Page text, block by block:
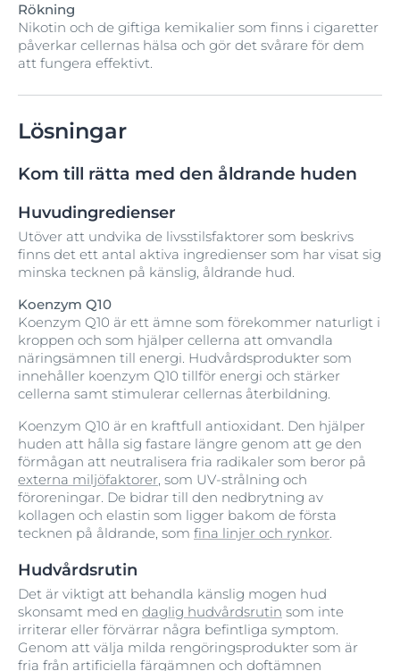
Rökning
Nikotin och de giftiga kemikalier som finns i cigaretter
påverkar cellernas hälsa och gör det svårare för dem
att fungera effektivt.
Lösningar
Kom till rätta med den åldrande huden
Huvudingredienser
Utöver att undvika de livsstilsfaktorer som beskrivs
finns det ett antal aktiva ingredienser som har visat sig
minska tecknen på känslig, åldrande hud.
Koenzym Q10
Koenzym Q10 är ett ämne som förekommer naturligt i
kroppen och som hjälper cellerna att omvandla
näringsämnen till energi. Hudvårdsprodukter som
innehåller koenzym Q10 tillför energi och stärker
cellerna samt stimulerar cellernas återbildning.
Koenzym Q10 är en kraftfull antioxidant. Den hjälper
huden att hålla sig fastare längre genom att ge den
förmågan att neutralisera fria radikaler som beror på
externa miljöfaktorer, som UV-strålning och
föroreningar. De bidrar till den nedbrytning av
kollagen och elastin som ligger bakom de första
tecknen på åldrande, som fina linjer och rynkor.
Hudvårdsrutin
Det är viktigt att behandla känslig mogen hud
skonsamt med en daglig hudvårdsrutin som inte
irriterar eller förvärrar några befintliga symptom.
Genom att välja milda rengöringsprodukter som är
fria från artificiella färgämnen och doftämnen